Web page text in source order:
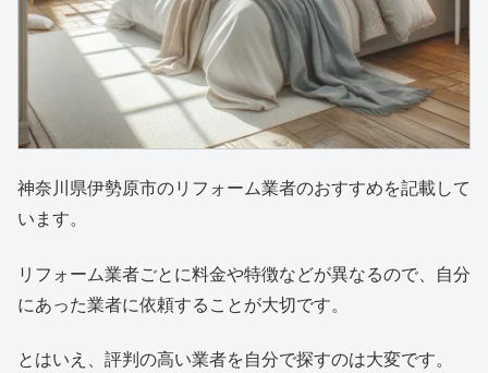
神奈川県伊勢原市のリフォーム業者のおすすめを記載して
います。
リフォーム業者ごとに料金や特徴などが異なるので、自分
にあった業者に依頼することが大切です。
とはいえ、評判の高い業者を自分で探すのは大変です。